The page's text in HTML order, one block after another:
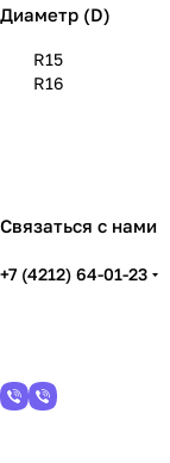
Диаметр (D)
R15
R16
Связаться с нами
+7 (4212) 64-01-23